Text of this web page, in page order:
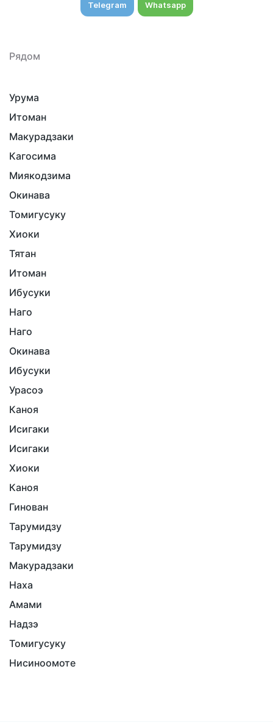
Telegram Whatsapp
Рядом
Урума
Итоман
Макурадзаки
Кагосима
Миякодзима
Окинава
Томигусуку
Хиоки
Тятан
Итоман
Ибусуки
Наго
Наго
Окинава
Ибусуки
Урасоэ
Каноя
Исигаки
Исигаки
Хиоки
Каноя
Гинован
Тарумидзу
Тарумидзу
Макурадзаки
Наха
Амами
Надзэ
Томигусуку
Нисиноомоте